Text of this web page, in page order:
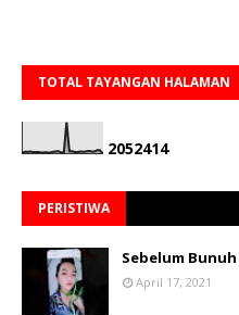
TOTAL TAYANGAN HALAMAN
2052414
PERISTIWA
Sebelum
April 17, 2021